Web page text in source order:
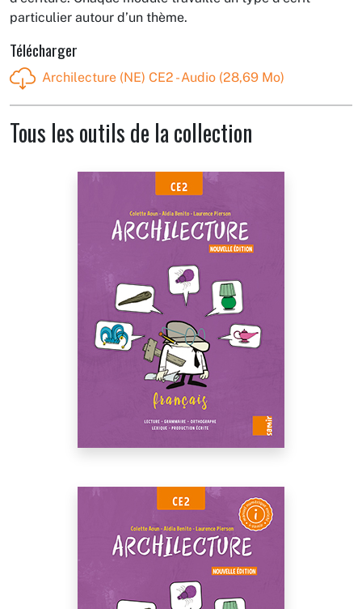
particulier autour d’un thème.
Télécharger
Archilecture (NE) CE2 - Audio (28,69 Mo)
Tous les outils de la collection